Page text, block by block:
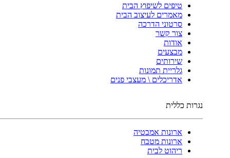
טיפים לשיפוץ הבית
מאמרים לעיצוב הבית
סרטוני הדרכה
צור קשר
אודות
מבצעים
שירותים
גלריית תמונות
אדריכלים \ מעצבי פנים
נגרות כללית
ארונות אמבטיה
ארונות מטבח
ריהוט לבית